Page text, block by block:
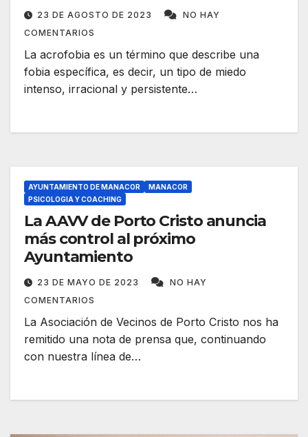
23 DE AGOSTO DE 2023
NO HAY
COMENTARIOS
La acrofobia es un término que describe una
fobia específica, es decir, un tipo de miedo
intenso, irracional y persistente…
AYUNTAMIENTO DE MANACOR
MANACOR
PSICOLOGIA Y COACHING
La AAVV de Porto Cristo anuncia
más control al próximo
Ayuntamiento
23 DE MAYO DE 2023
NO HAY
COMENTARIOS
La Asociación de Vecinos de Porto Cristo nos ha
remitido una nota de prensa que, continuando
con nuestra línea de…